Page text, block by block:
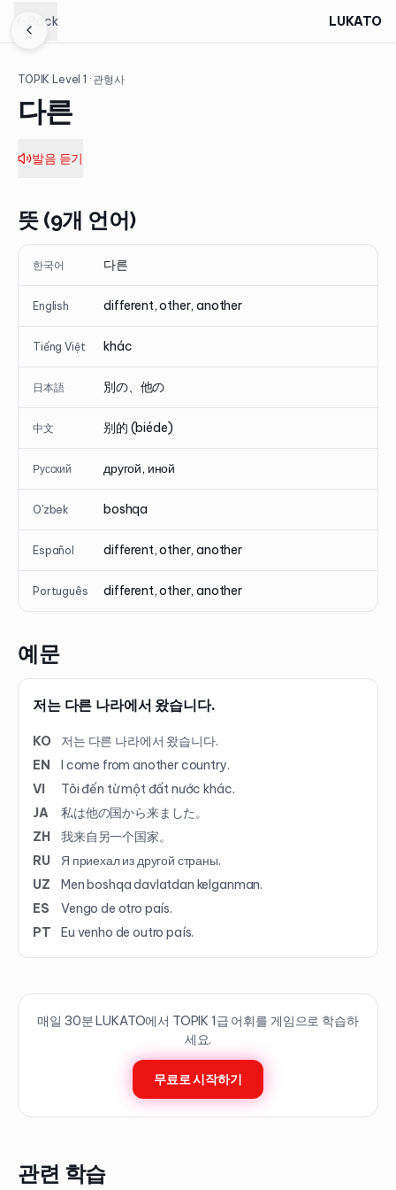
Back LUKATO
TOPIK Level1 · 관형사
다른
발음 듣기
뜻 (9개 언어)
한국어 다른
English different, other, another
Tiếng Việt khác
日本語 別の、他の
中文 别的 (biéde)
Русский другой, иной
O'zbek boshqa
Español different, other, another
Português different, other, another
예문
저는 다른 나라에서 왔습니다.
KO
저는 다른 나라에서 왔습니다.
EN
I come from another country.
VI
Tôi đến từ một đất nước khác.
JA
私は他の国から来ました。
ZH
我来自另一个国家。
RU
Я приехал из другой страны.
UZ
Men boshqa davlatdan kelganman.
ES
Vengo de otro país.
PT
Eu venho de outro país.
매일 30분 LUKATO에서 TOPIK 1급 어휘를 게임으로 학습하
세요.
무료로 시작하기
관련 학습